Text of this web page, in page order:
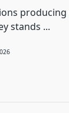
producing
stands ...